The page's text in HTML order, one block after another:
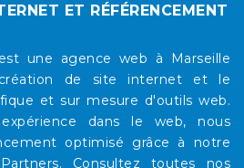
ET RÉFÉRENCEMENT
une agence web à Marseille
de site internet et le
et sur mesure d'outils web.
dans le web, nous
optimisé grâce à notre
Consultez toutes nos